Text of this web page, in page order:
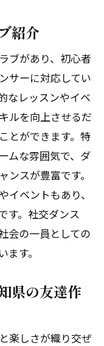
紹介
ブがあり、初心者
サーに対応してい
なレッスンやイベ
ルを向上させるだ
とができます。特
ムな雰囲気で、ダ
スが豊富です。
イベントもあり、
す。社交ダンス
会の一員としての
す。
県の友達作
楽しさが織り交ぜ